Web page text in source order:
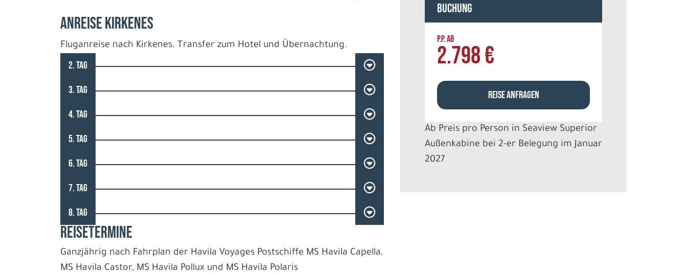
Anreise Kirkenes
Fluganreise nach Kirkenes. Transfer zum Hotel und Übernachtung.
2. TAG
3. TAG
4. TAG
5. TAG
6. TAG
7. TAG
8. TAG
REISETERMINE
Ganzjährig nach Fahrplan der Havila Voyages Postschiffe MS Havila Capella,
MS Havila Castor, MS Havila Pollux und MS Havila Polaris
Buchung
P.P. AB
2.798 €
REISE ANFRAGEN
Ab Preis pro Person in Seaview Superior
Außenkabine bei 2-er Belegung im Januar
2027